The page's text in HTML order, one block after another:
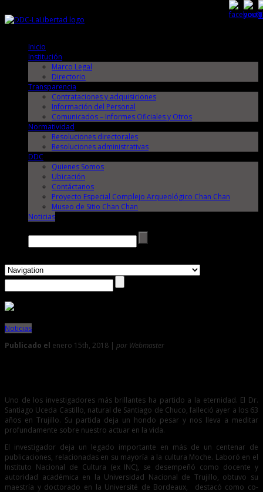
Inicio
Institución
Marco Legal
Directorio
Transparencia
Contrataciones y adquisiciones
Información del Personal
Comunicados – Informes Oficiales y Otros
Normatividad
Resoluciones directorales
Resoluciones administrativas
DDC
Quienes Somos
Ubicación
Contáctanos
Proyecto Especial Complejo Arqueológico Chan Chan
Museo de Sitio Chan Chan
Noticias
Noticias
Publicado el enero 15th, 2018 | por Webmaster
Uno de los investigadores más brillantes ha partido a la eternidad. El Dr.
Santiago Uceda Castillo, natural de Santiago de Chuco, falleció ayer a los 63
años en Trujillo. Su partida deja un hondo pesar y nos lleva a meditar
profundamente sobre nuestro actuar en la vida.
El investigador deja un legado importante en más de un centenar de
publicaciones, relacionadas en su mayoría a la cultura Moche. Laboró en el
Instituto Nacional de Cultura (ex INC), se desempeñó como docente y
autoridad académica en la Universidad Nacional de Trujillo, obtuvo su
maestría y doctorado en la Université de Bordeaux, destacó como co-